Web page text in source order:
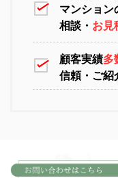
苫小牧不用品回
マンション
相談・ お見
顧客実績多
信頼・ご紹